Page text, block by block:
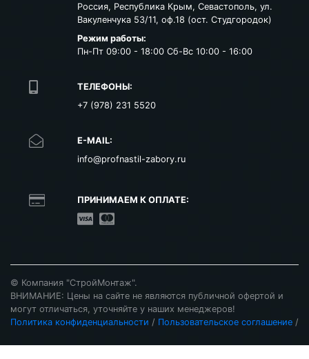
Россия, Республика Крым, Севастополь, ул.
Вакуленчука 53/11, оф.18 (ост. Студгородок)
Режим работы:
Пн-Пт 09:00 - 18:00 Сб-Вс 10:00 - 16:00
ТЕЛЕФОНЫ:
+7 (978) 231 5520
E-MAIL:
info@profnastil-zabory.ru
ПРИНИМАЕМ К ОПЛАТЕ:
© Компания "СтройМонтаж".
ВНИМАНИЕ: Цены на сайте не являются публичной офертой и
могут отличаться, уточняйте у наших менеджеров!
Политика конфиденциальности / Пользовательское соглашение /